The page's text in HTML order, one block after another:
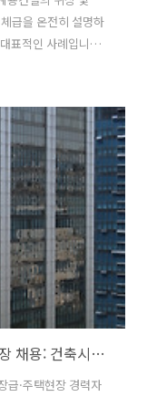
급을 온전히 설명하
표적인 사례입니다.
전국 도급순위 15
건설산업의 기업 위
로 국내 건설업계에
니다. 🏗️ 기업 개요 |
설산업㈜ * 설립:
년) * 대표..
계룡건설산업 수원당수 C3 공동주택 현장 채용: 건축시공 공사팀 경력직 모집 (숙소 제공·계약직)
급·주택현장 경력자